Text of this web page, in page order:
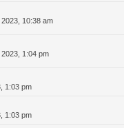
10:38 am
1:04 pm
1:03 pm
1:03 pm